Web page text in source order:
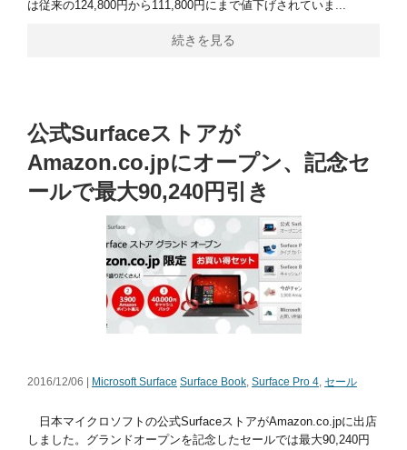
は従来の124,800円から111,800円にまで値下げされていま...
続きを見る
公式Surfaceストアが
Amazon.co.jpにオープン、記念セ
ールで最大90,240円引き
2016/12/06 | Microsoft Surface Surface Book, Surface Pro 4, セール
日本マイクロソフトの公式SurfaceストアがAmazon.co.jpに出店
しました。グランドオープンを記念したセールでは最大90,240円